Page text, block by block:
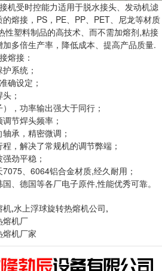
机受时控能力适用于脱水接头、发动机滤
熔接，PS，PE、PP、PET、尼龙等材质
性塑料制品的高技术、而不需加熔剂,粘接
多倍生产率，降低成本、提高产品质量.
熔接：
系统；
确设定；
；
，功率输出强大于同行；
节焊头频率；
承，精密微调；
，解决了常规机的调节弊端；
劲平稳；
、6064铝合金材质,经久耐用；
、德国等各厂电子原件,性能优秀可靠。
机,水上浮球旋转热熔机公司,
熔机厂
机厂家